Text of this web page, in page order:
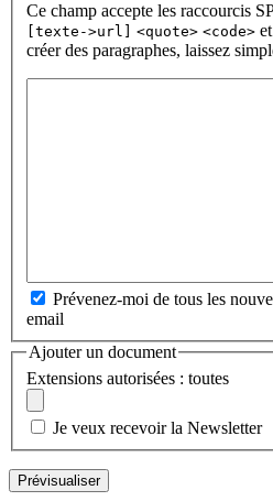
Ce champ accepte les raccourcis
[texte->url]
<quote> <code>
créer des paragraphes, laissez
Prévenez-moi de tous les
email
Ajouter un document
Extensions autorisées : toutes
Je veux recevoir la Newsletter